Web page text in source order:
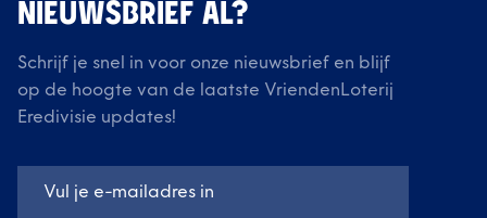
NIEUWSBRIEF AL?
Schrijf je snel in voor onze nieuwsbrief en blijf
op de hoogte van de laatste VriendenLoterij
Eredivisie updates!